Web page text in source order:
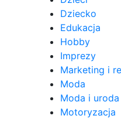
Dziecko
Edukacja
Hobby
Imprezy
Marketing i
Moda
Moda i uroda
Motoryzacja